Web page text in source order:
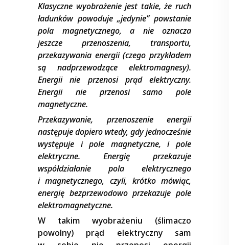
Klasyczne wyobrażenie jest takie, że ruch
ładunków powoduje „jedynie” powstanie
pola magnetycznego, a nie oznacza
jeszcze przenoszenia, transportu,
przekazywania energii (czego przykładem
są nadprzewodzące elektromagnesy).
Energii nie przenosi prąd elektryczny.
Energii nie przenosi samo pole
magnetyczne.
Przekazywanie, przenoszenie energii
następuje dopiero wtedy, gdy jednocześnie
występuje i pole magnetyczne, i pole
elektryczne. Energię przekazuje
współdziałanie pola elektrycznego
i magnetycznego, czyli, krótko mówiąc,
energię bezprzewodowo przekazuje pole
elektromagnetyczne.
W takim wyobrażeniu (ślimaczo
powolny) prąd elektryczny sam